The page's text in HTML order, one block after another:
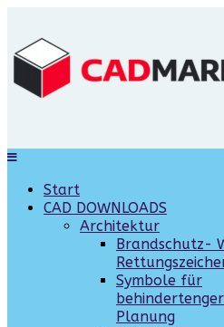
Start
CAD DOWNLOADS
Architektur
Brandschutz-
Symbole für
Planung